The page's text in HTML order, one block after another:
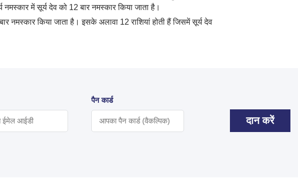
में सूर्य देव को 12 बार नमस्कार किया जाता है।
नमस्कार किया जाता है। इसके अलावा 12 राशियां होती हैं जिसमें सूर्य देव
पैन कार्ड
दान करें